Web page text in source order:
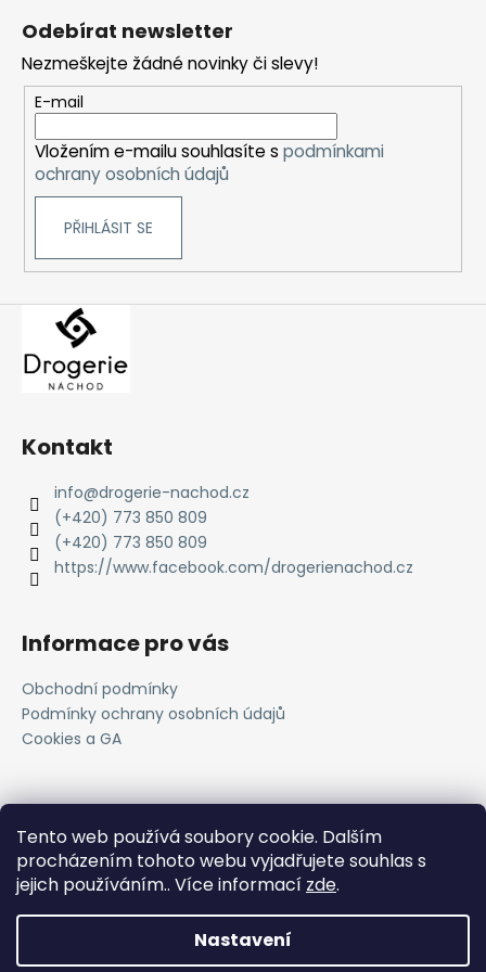
Tento web používá soubory cookie. Dalším
procházením tohoto webu vyjadřujete souhlas s
jejich používáním.. Více informací zde.
Nastavení
Odebírat newsletter
Nezmeškejte žádné novinky či slevy!
E-mail
Vložením e-mailu souhlasíte s podmínkami
ochrany osobních údajů
PŘIHLÁSIT SE
Kontakt
info@drogerie-nachod.cz
(+420) 773 850 809
(+420) 773 850 809
https://www.facebook.com/drogerienachod.cz
Informace pro vás
Obchodní podmínky
Podmínky ochrany osobních údajů
Cookies a GA
Registrace do VOC systému
11.4.2025